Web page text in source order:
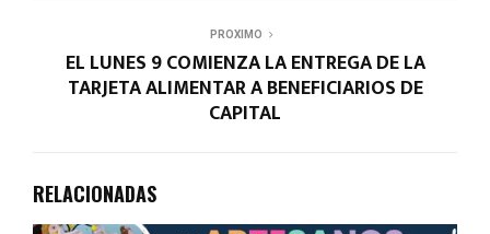
PROXIMO
EL LUNES 9 COMIENZA LA ENTREGA DE LA
TARJETA ALIMENTAR A BENEFICIARIOS DE
CAPITAL
RELACIONADAS